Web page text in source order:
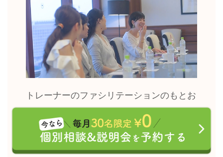
トレーナーのファシリテーションのもとお
客様同士で実践的なコミュニケーションの
練習、話し合いの練習などを行います。自